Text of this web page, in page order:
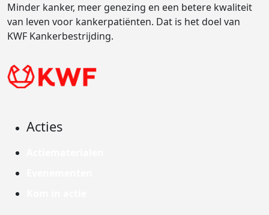
Minder kanker, meer genezing en een betere kwaliteit
van leven voor kankerpatiënten. Dat is het doel van
KWF Kankerbestrijding.
Acties